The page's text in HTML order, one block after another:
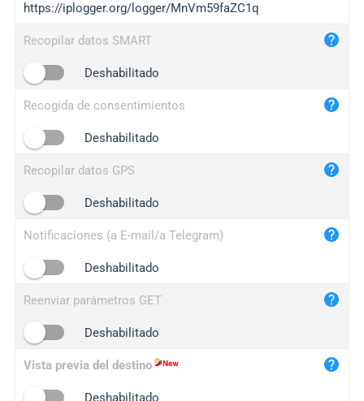
iplogger.com
maper.info
2no.co
yip.su
iplogger.info
https://iplogger.org/logger/MnVm59faZC1q
Recopilar datos SMART
Deshabilitado
Recogida de consentimientos
Deshabilitado
Recopilar datos GPS
Deshabilitado
Notificaciones (a E-mail/a Telegram)
Deshabilitado
Reenviar parámetros GET
Deshabilitado
Vista previa del destino
Deshabilitado